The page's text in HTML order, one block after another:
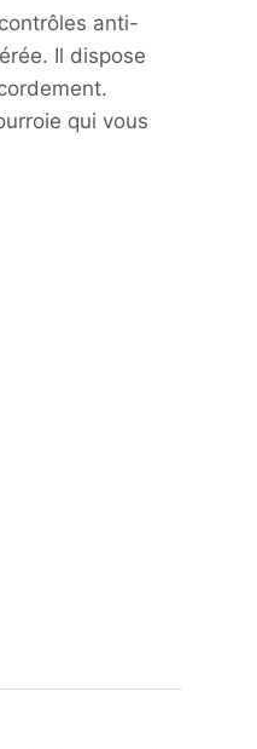
anti-
Il dispose
qui vous